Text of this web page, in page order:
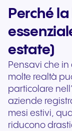
Perché
estate)
Pensavi che in
molte realtà
particolare
aziende
mesi estivi,
riducono